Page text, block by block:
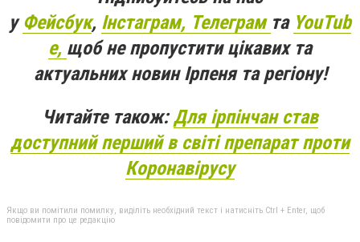
уФейсбук, Інстаграм, Телеграм та YouTub
e, щоб не пропустити цікавих та
актуальних новин Ірпеня та регіону!
Читайте також:Для ірпінчан став
доступний перший в світі препарат проти
Коронавірусу
Якщо ви помітили помилку, виділіть необхідний текст і натисніть Ctrl + Enter, щоб
повідомити про це редакцію